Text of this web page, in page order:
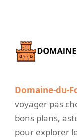
Domaine-du-
voyager pas
bons plans,
pour explorer